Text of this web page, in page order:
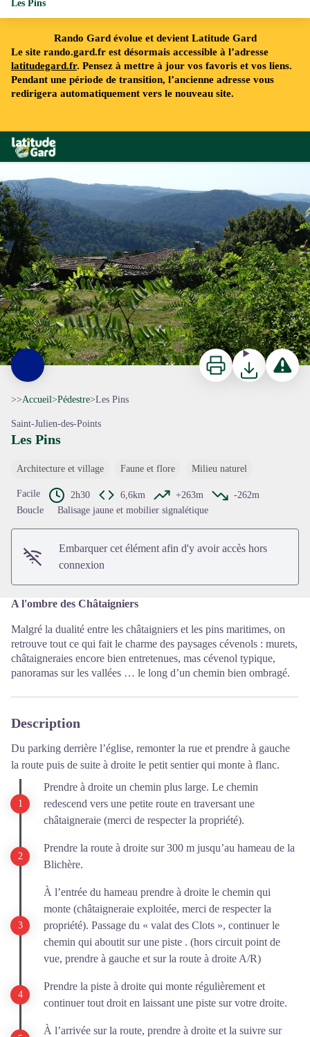
Rando Gard évolue et devient Latitude Gard
Le site rando.gard.fr est désormais accessible à l’adresse
latitudegard.fr. Pensez à mettre à jour vos favoris et vos liens.
Pendant une période de transition, l’ancienne adresse vous
redirigera automatiquement vers le nouveau site.
Rando Gard
Les Pins
Voir l'image en plein écran
ImprimerTéléchargerSignaler
>>Accueil>Pédestre>Les Pins
Saint-Julien-des-Points
Les Pins
Architecture et village Faune et flore Milieu naturel
Facile 2h30 6,6km +263m
-262m
Boucle
Balisage jaune et mobilier signalétique
Embarquer cet élément afin d'y avoir accès hors
connexion
A l'ombre des Châtaigniers
Malgré la dualité entre les châtaigniers et les pins maritimes, on
retrouve tout ce qui fait le charme des paysages cévenols : murets,
châtaigneraies encore bien entretenues, mas cévenol typique,
panoramas sur les vallées … le long d’un chemin bien ombragé.
Description
Du parking derrière l’église, remonter la rue et prendre à gauche
la route puis de suite à droite le petit sentier qui monte à flanc.
Prendre à droite un chemin plus large. Le chemin
redescend vers une petite route en traversant une
châtaigneraie (merci de respecter la propriété).
Prendre la route à droite sur 300 m jusqu’au hameau de la
Blichère.
À l’entrée du hameau prendre à droite le chemin qui
monte (châtaigneraie exploitée, merci de respecter la
propriété). Passage du « valat des Clots », continuer le
chemin qui aboutit sur une piste . (hors circuit point de
vue, prendre à gauche et sur la route à droite A/R)
Prendre la piste à droite qui monte régulièrement et
continuer tout droit en laissant une piste sur votre droite.
À l’arrivée sur la route, prendre à droite et la suivre sur